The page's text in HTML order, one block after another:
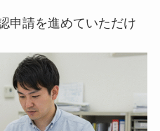
申請を進めていただけ